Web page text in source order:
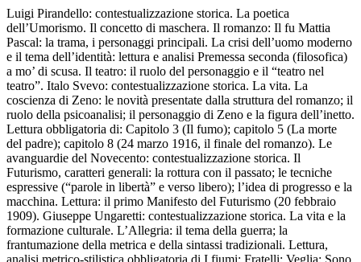
Luigi Pirandello: contestualizzazione storica. La poetica
dell’Umorismo. Il concetto di maschera. Il romanzo: Il fu Mattia
Pascal: la trama, i personaggi principali. La crisi dell’uomo moderno
e il tema dell’identità: lettura e analisi Premessa seconda (filosofica)
a mo’ di scusa. Il teatro: il ruolo del personaggio e il “teatro nel
teatro”. Italo Svevo: contestualizzazione storica. La vita. La
coscienza di Zeno: le novità presentate dalla struttura del romanzo; il
ruolo della psicoanalisi; il personaggio di Zeno e la figura dell’inetto.
Lettura obbligatoria di: Capitolo 3 (Il fumo); capitolo 5 (La morte
del padre); capitolo 8 (24 marzo 1916, il finale del romanzo). Le
avanguardie del Novecento: contestualizzazione storica. Il
Futurismo, caratteri generali: la rottura con il passato; le tecniche
espressive (“parole in libertà” e verso libero); l’idea di progresso e la
macchina. Lettura: il primo Manifesto del Futurismo (20 febbraio
1909). Giuseppe Ungaretti: contestualizzazione storica. La vita e la
formazione culturale. L’Allegria: il tema della guerra; la
frantumazione della metrica e della sintassi tradizionali. Lettura,